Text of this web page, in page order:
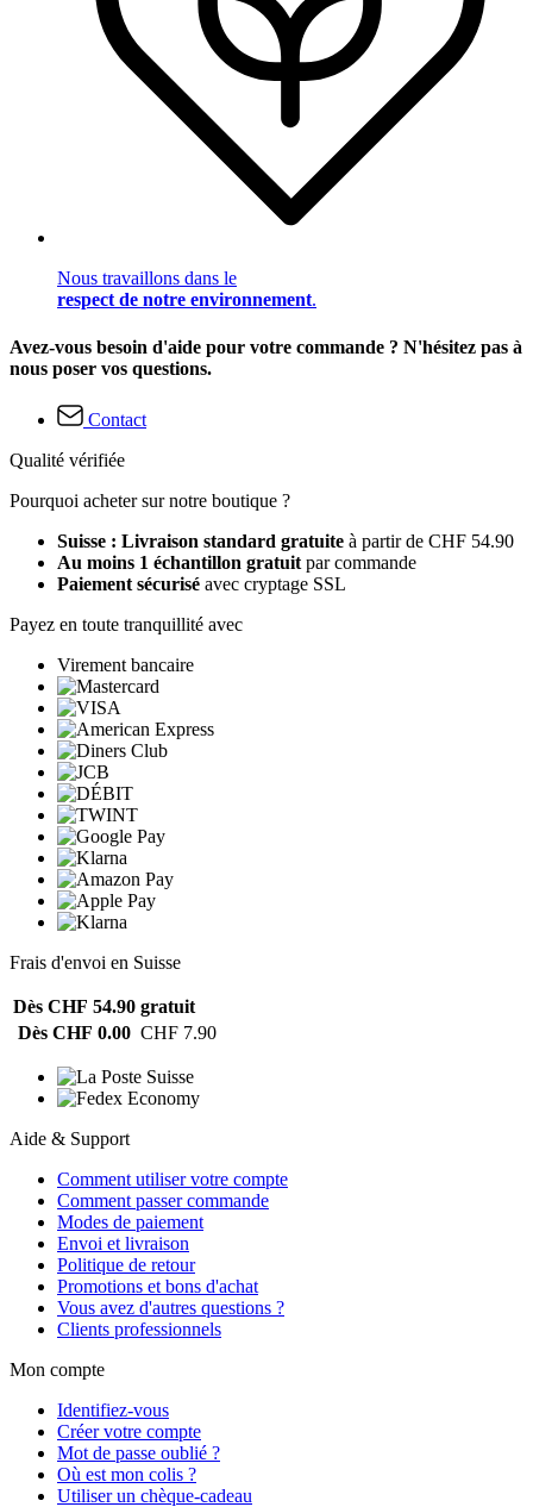
Nous travaillons dans le
respect de notre environnement.
Avez-vous besoin d'aide pour votre commande ? N'hésitez pas à
nous poser vos questions.
Contact
Qualité vérifiée
Pourquoi acheter sur notre boutique ?
Suisse : Livraison standard gratuite à partir de CHF 54.90
Au moins 1 échantillon gratuit par commande
Paiement sécurisé avec cryptage SSL
Payez en toute tranquillité avec
Virement bancaire
Frais d'envoi en Suisse
Dès CHF 54.90 gratuit
Dès CHF 0.00 CHF 7.90
Aide & Support
Comment utiliser votre compte
Comment passer commande
Modes de paiement
Envoi et livraison
Politique de retour
Promotions et bons d'achat
Vous avez d'autres questions ?
Clients professionnels
Mon compte
Identifiez-vous
Créer votre compte
Mot de passe oublié ?
Où est mon colis ?
Utiliser un chèque-cadeau